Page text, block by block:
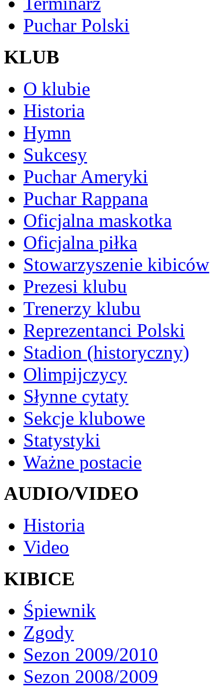
Puchar Polski
KLUB
O klubie
Historia
Hymn
Sukcesy
Puchar Ameryki
Puchar Rappana
Oficjalna maskotka
Oficjalna piłka
Stowarzyszenie kibiców
Prezesi klubu
Trenerzy klubu
Reprezentanci Polski
Stadion (historyczny)
Olimpijczycy
Słynne cytaty
Sekcje klubowe
Statystyki
Ważne postacie
AUDIO/VIDEO
Historia
Video
KIBICE
Śpiewnik
Zgody
Sezon 2009/2010
Sezon 2008/2009